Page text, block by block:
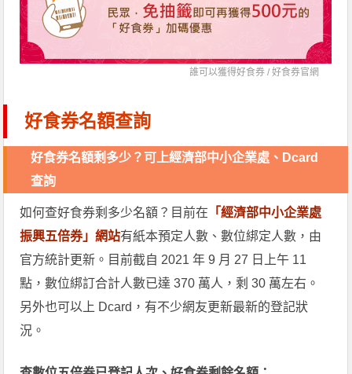
誰可以獲得好食券 /好食券官網
好食券名額查詢
好食券名額剩多少？可上經濟部中小企業處、Dcard
查詢
如何查好食券剩多少名額？目前在 「經濟部中小企業處
振興五倍券」網站有紙本預定人數、數位綁定人數，由
官方統計更新。目前截自 2021 年 9 月 27 日上午 11
點，數位綁訂合計人數已達 370 萬人，剩 30 萬左右。
另外也可以上 Dcard，有不少網友更新最新的登記狀
況。